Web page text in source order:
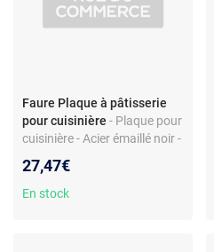
Faure Plaque à pâtisserie
pour cuisinière - Plaque pour
cuisinière - Acier émaillé noir -
Faure/Electrolux/Zanker -
Réf. 342398102
27,47€
En stock